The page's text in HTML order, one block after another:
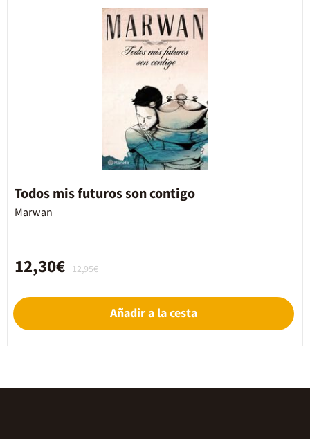
Todos mis futuros son contigo
Marwan
12,95€
12,30€
Añadir a la cesta